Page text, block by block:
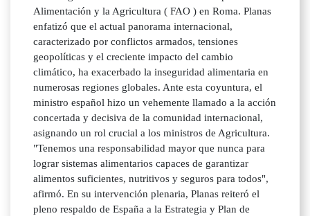
Alimentación y la Agricultura ( FAO ) en Roma. Planas
enfatizó que el actual panorama internacional,
caracterizado por conflictos armados, tensiones
geopolíticas y el creciente impacto del cambio
climático, ha exacerbado la inseguridad alimentaria en
numerosas regiones globales. Ante esta coyuntura, el
ministro español hizo un vehemente llamado a la acción
concertada y decisiva de la comunidad internacional,
asignando un rol crucial a los ministros de Agricultura.
"Tenemos una responsabilidad mayor que nunca para
lograr sistemas alimentarios capaces de garantizar
alimentos suficientes, nutritivos y seguros para todos",
afirmó. En su intervención plenaria, Planas reiteró el
pleno respaldo de España a la Estrategia y Plan de